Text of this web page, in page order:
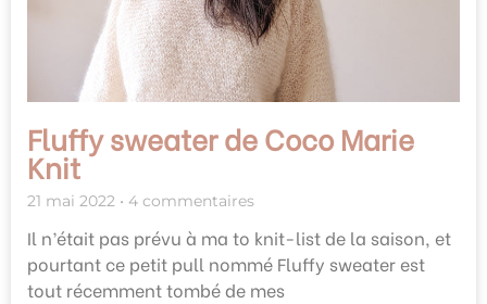
Fluffy sweater de Coco Marie
Knit
21 mai 2022 4 commentaires
Il n’était pas prévu à ma to knit-list de la saison, et
pourtant ce petit pull nommé Fluffy sweater est
tout récemment tombé de mes